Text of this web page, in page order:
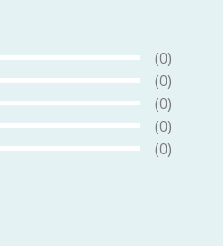
(0)
(0)
(0)
(0)
(0)